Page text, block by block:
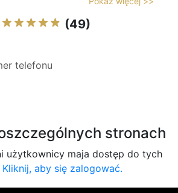
(49)
telefonu
stronach
użytkownicy maja dostęp do tych
Kliknij, aby się zalogować.